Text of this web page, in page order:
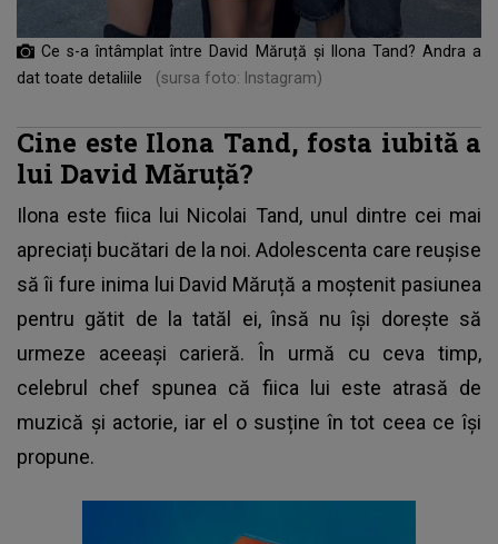
Ce s-a întâmplat între David Măruță și Ilona Tand? Andra a
dat toate detaliile
(sursa foto: Instagram)
Cine este Ilona Tand, fosta iubită a
lui David Măruță?
Ilona este fiica lui Nicolai Tand, unul dintre cei mai
apreciați bucătari de la noi. Adolescenta care reușise
să îi fure inima lui David Măruță a moștenit pasiunea
pentru gătit de la tatăl ei, însă nu își dorește să
urmeze aceeași carieră. În urmă cu ceva timp,
celebrul chef spunea că fiica lui este atrasă de
muzică și actorie, iar el o susține în tot ceea ce își
propune.